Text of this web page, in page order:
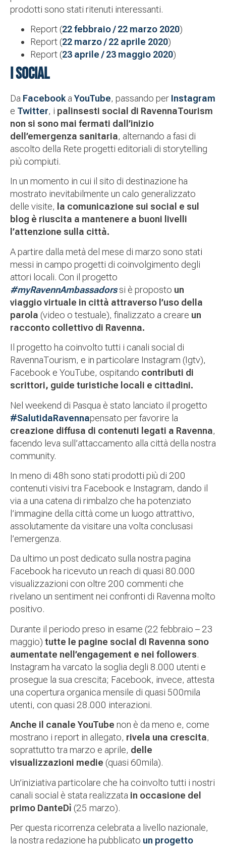
prodotti sono stati ritenuti interessanti.
Report (22 febbraio / 22 marzo 2020)
Report (22 marzo / 22 aprile 2020)
Report (23 aprile / 23 maggio 2020)
I SOCIAL
Da Facebook a YouTube, passando per Instagram
e Twitter, i palinsesti social di RavennaTourism
non si sono mai fermati dall’inizio
dell’emergenza sanitaria, alternando a fasi di
ascolto della Rete progetti editoriali di storytelling
più compiuti.
In un momento in cui il sito di destinazione ha
mostrato inevitabilmente un calo generalizzato
delle visite, la comunicazione sui social e sul
blog è riuscita a mantenere a buoni livelli
l’attenzione sulla città.
A partire dalla metà del mese di marzo sono stati
messi in campo progetti di coinvolgimento degli
attori locali. Con il progetto
#myRavennAmbassadorssi è proposto un
viaggio virtuale in città attraverso l’uso della
parola (video o testuale), finalizzato a creare un
racconto collettivo di Ravenna.
Il progetto ha coinvolto tutti i canali social di
RavennaTourism, e in particolare Instagram (Igtv),
Facebook e YouTube, ospitando contributi di
scrittori, guide turistiche locali e cittadini.
Nel weekend di Pasqua è stato lanciato il progetto
#SalutidaRavennapensato per favorire la
creazione diffusa di contenuti legati a Ravenna,
facendo leva sull’attaccamento alla città della nostra
community.
In meno di 48h sono stati prodotti più di 200
contenuti visivi tra Facebook e Instagram, dando il
via a una catena di rimbalzo che ha potenziato
l’immagine della città come un luogo attrattivo,
assolutamente da visitare una volta conclusasi
l’emergenza.
Da ultimo un post dedicato sulla nostra pagina
Facebook ha ricevuto un reach di quasi 80.000
visualizzazioni con oltre 200 commenti che
rivelano un sentiment nei confronti di Ravenna molto
positivo.
Durante il periodo preso in esame (22 febbraio – 23
maggio) tutte le pagine social di Ravenna sono
aumentate nell’engagement e nei followers.
Instagram ha varcato la soglia degli 8.000 utenti e
prosegue la sua crescita; Facebook, invece, attesta
una copertura organica mensile di quasi 500mila
utenti, con quasi 28.000 interazioni.
Anche il canale YouTube non è da meno e, come
mostrano i report in allegato, rivela una crescita,
soprattutto tra marzo e aprile, delle
visualizzazioni medie (quasi 60mila).
Un’iniziativa particolare che ha coinvolto tutti i nostri
canali social è stata realizzata in occasione del
primo DanteDì (25 marzo).
Per questa ricorrenza celebrata a livello nazionale,
la nostra redazione ha pubblicato un progetto